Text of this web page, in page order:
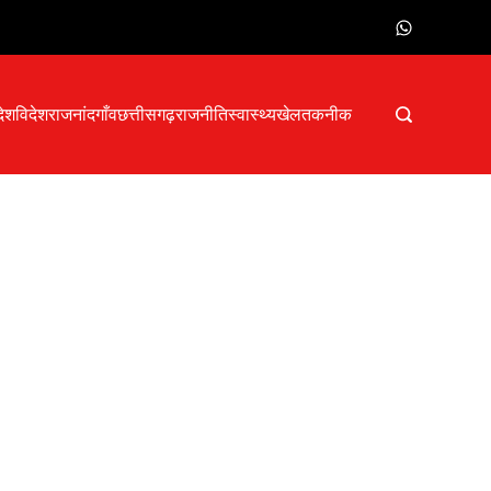
विदेशराजनांदगाँवछत्तीसगढ़राजनीतिस्वास्थ्यखेलतकनीक